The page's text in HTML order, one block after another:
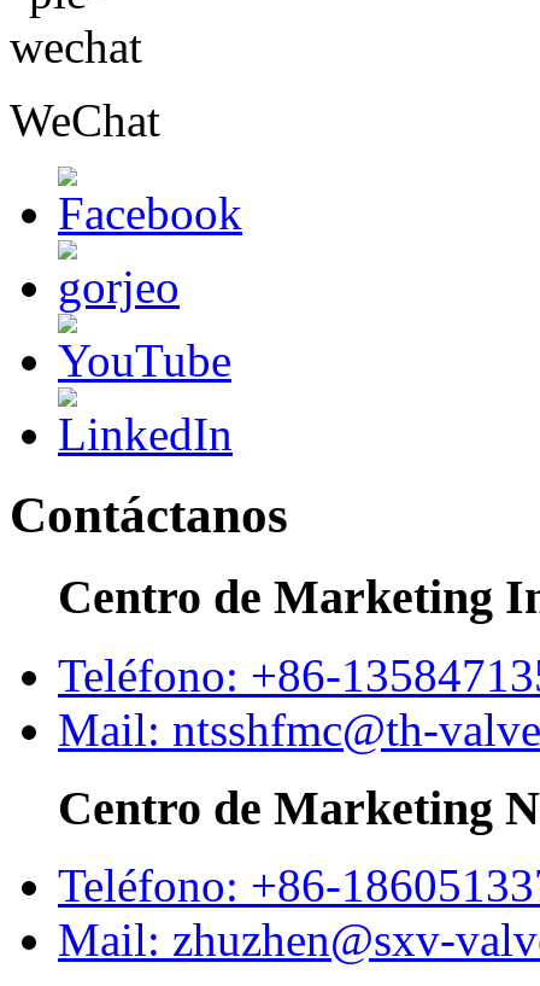
WeChat
Contáctanos
Centro de Marketing
Teléfono: +86-
Mail: ntsshfmc@th-
Centro de Marketing
Teléfono: +86-
Mail: zhuzhen@sxv-